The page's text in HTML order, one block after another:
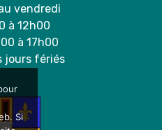
vendredi
à 12h00
à 17h00
jours fériés
Si